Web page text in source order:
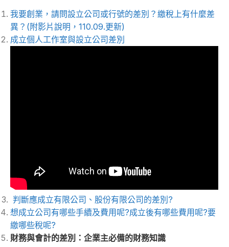
我要創業，請問設立公司或行號的差別？繳稅上有什麼差
異？(附影片說明，110.09.更新)
成立個人工作室與設立公司差別
判斷應成立有限公司、股份有限公司的差別?
想成立公司有哪些手續及費用呢?成立後有哪些費用呢?要
繳哪些稅呢?
財務與會計的差別：企業主必備的財務知識